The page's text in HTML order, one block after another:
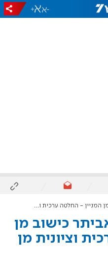
-
+
ערכית וציונית מן המעלה הראשונה
כישוב מן
וציונית מן